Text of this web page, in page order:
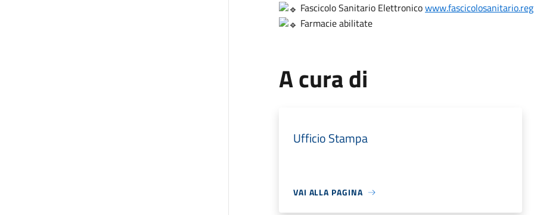
Fascicolo Sanitario Elettronico
Farmacie abilitate
A cura di
Ufficio Stampa
VAI ALLA PAGINA